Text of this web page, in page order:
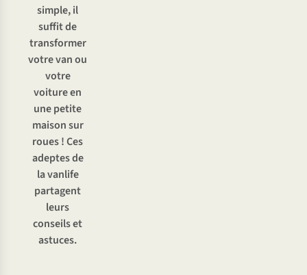
simple, il
suffit de
transformer
votre van ou
votre
voiture en
une petite
maison sur
roues ! Ces
adeptes de
la vanlife
partagent
leurs
conseils et
astuces.